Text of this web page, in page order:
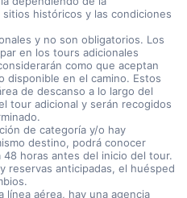
históricos y las condiciones
y no son obligatorios. Los
en los tours adicionales
como que aceptan
disponible en el camino. Estos
de descanso a lo largo del
tour adicional y serán recogidos
de categoría y/o hay
destino, podrá conocer
horas antes del inicio del tour.
reservas anticipadas, el huésped
aérea, hay una agencia